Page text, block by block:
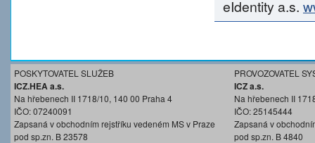
eIdentity a.s.
POSKYTOVATEL SLUŽEB
ICZ.HEA a.s.
Na hřebenech II 1718/10, 140 00 Praha 4
IČO: 07240091
Zapsaná v obchodním rejstříku vedeném MS v Praze
pod sp.zn. B 23578
PROVOZOVATEL
ICZ a.s.
Na hřebenech II
IČO: 25145444
Zapsaná v
pod sp.zn. B 4840